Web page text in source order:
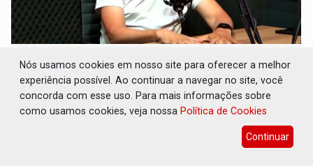
CONEXÃO RONDONIAOVIVO: Museólogo
Antônio Ocampo conduz a história de uma
ferrovia desgovernada
Cultura 08 de Agosto de 2026 às 09:05
Novo livro faz registro documental da Estrada de Ferro
Nós usamos cookies em nosso site para oferecer a melhor
experiência possível. Ao continuar a navegar no site, você
concorda com esse uso. Para mais informações sobre
como usamos cookies, veja nossa Política de Cookies
Continuar